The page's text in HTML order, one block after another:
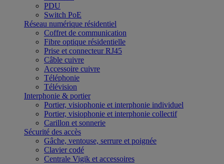
PDU
Switch PoE
Réseau numérique résidentiel
Coffret de communication
Fibre optique résidentielle
Prise et connecteur RJ45
Câble cuivre
Accessoire cuivre
Téléphonie
Télévision
Interphonie & portier
Portier, visiophonie et interphonie individuel
Portier, visiophonie et interphonie collectif
Carillon et sonnerie
Sécurité des accès
Gâche, ventouse, serrure et poignée
Clavier codé
Centrale Vigik et accessoires